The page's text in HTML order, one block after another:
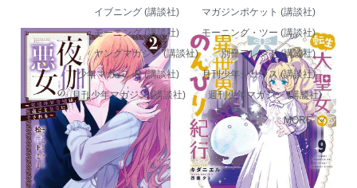
イブニング (講談社)
マガジンポケット (講談社)
モーニング (講談社)
モーニング・ツー (講談社)
ヤングマガジン (講談社)
別冊フレンド (講談社)
少年マガジンR (講談社)
月刊少年シリウス (講談社)
月刊少年マガジン (講談社)
週刊少年マガジン (講談社)
MORE